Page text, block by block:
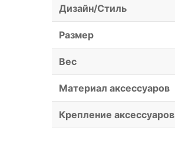
Дизайн/Стиль
Размер
Вес
Материал аксессуаров
Крепление аксессуаров